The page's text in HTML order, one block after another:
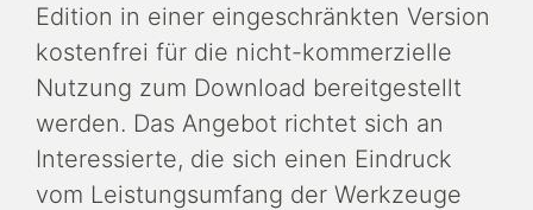
Edition in einer eingeschränkten Version
kostenfrei für die nicht-kommerzielle
Nutzung zum Download bereitgestellt
werden. Das Angebot richtet sich an
Interessierte, die sich einen Eindruck
vom Leistungsumfang der Werkzeuge